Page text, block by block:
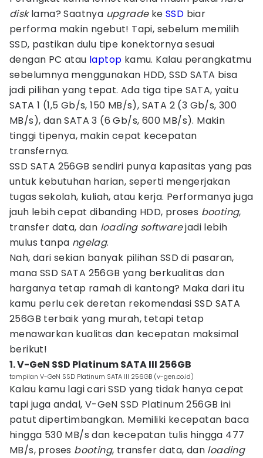
disklama? Saatnya upgradekeSSD biar
performa makin ngebut! Tapi, sebelum memilih
SSD, pastikan dulu tipe konektornya sesuai
dengan PC atau laptop kamu. Kalau perangkatmu
sebelumnya menggunakan HDD, SSD SATA bisa
jadi pilihan yang tepat. Ada tiga tipe SATA, yaitu
SATA 1 (1,5 Gb/s, 150 MB/s), SATA 2 (3 Gb/s, 300
MB/s), dan SATA 3 (6 Gb/s, 600 MB/s). Makin
tinggi tipenya, makin cepat kecepatan
transfernya.
SSD SATA 256GB sendiri punya kapasitas yang pas
untuk kebutuhan harian, seperti mengerjakan
tugas sekolah, kuliah, atau kerja. Performanya juga
jauh lebih cepat dibanding HDD, proses booting,
transfer data, dan loading softwarejadi lebih
mulus tanpa ngelag.
Nah, dari sekian banyak pilihan SSD di pasaran,
mana SSD SATA 256GB yang berkualitas dan
harganya tetap ramah di kantong? Maka dari itu
kamu perlu cek deretan rekomendasi SSD SATA
256GB terbaik yang murah, tetapi tetap
menawarkan kualitas dan kecepatan maksimal
berikut!
1. V-GeN SSD Platinum SATA III 256GB
tampilan V-GeN SSD Platinum SATA III 256GB (v-gen.co.id)
Kalau kamu lagi cari SSD yang tidak hanya cepat
tapi juga andal, V-GeN SSD Platinum 256GB ini
patut dipertimbangkan. Memiliki kecepatan baca
hingga 530 MB/s dan kecepatan tulis hingga 477
MB/s, proses booting, transfer data, dan loading